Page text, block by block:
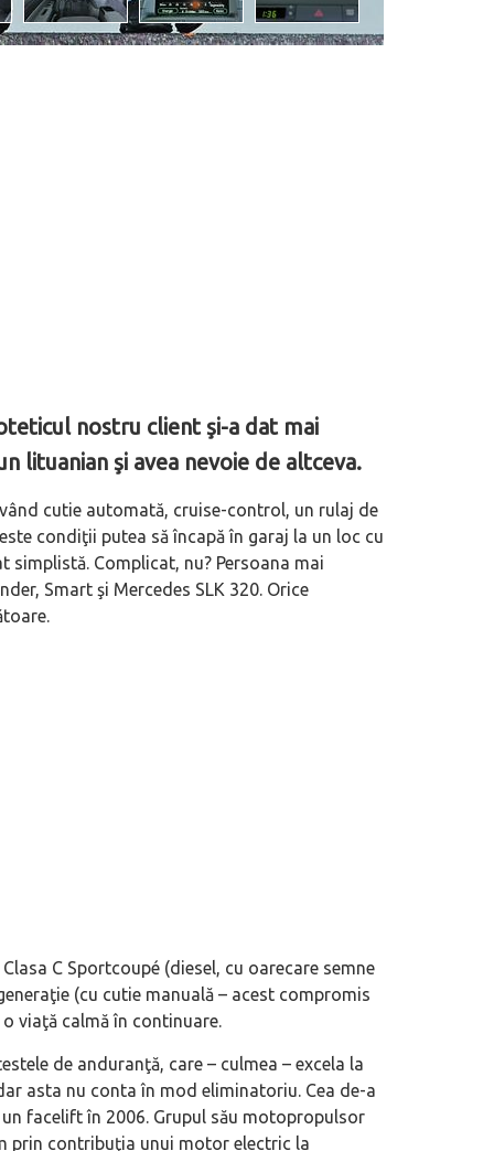
nostru client şi-a dat mai
lituanian şi avea nevoie de altceva.
cutie automată, cruise-control, un rulaj de
condiţii putea să încapă în garaj la un loc cu
simplistă. Complicat, nu? Persoana mai
Smart şi Mercedes SLK 320. Orice
C Sportcoupé (diesel, cu oarecare semne
(cu cutie manuală – acest compromis
viaţă calmă în continuare.
de anduranţă, care – culmea – excela la
asta nu conta în mod eliminatoriu. Cea de-a
facelift în 2006. Grupul său motopropulsor
prin contribuţia unui motor electric la